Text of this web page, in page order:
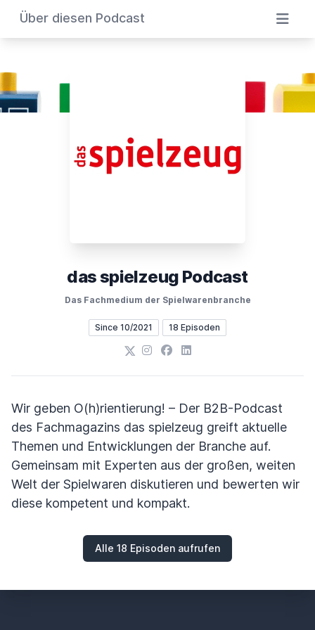
Über diesen Podcast
das spielzeug Podcast
Das Fachmedium der Spielwarenbranche
Since 10/2021 18 Episoden
X Instagram
Facebook
LinkedIn
Wir geben O(h)rientierung! – Der B2B-Podcast
des Fachmagazins das spielzeug greift aktuelle
Themen und Entwicklungen der Branche auf.
Gemeinsam mit Experten aus der großen, weiten
Welt der Spielwaren diskutieren und bewerten wir
diese kompetent und kompakt.
Alle 18 Episoden aufrufen